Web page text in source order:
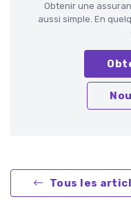
Obtenir une
aussi simple. En
Tous les